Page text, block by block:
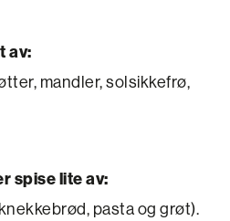
av:
mandler, solsikkefrø,
spise lite av:
pasta og grøt).